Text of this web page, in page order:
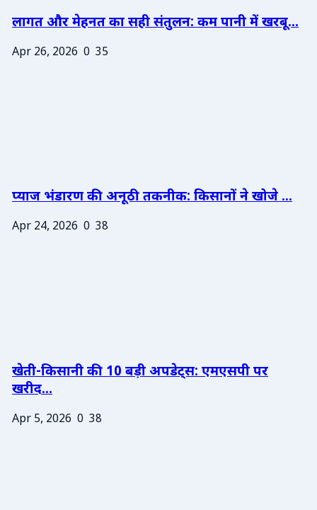
लागत और मेहनत का सही संतुलन: कम पानी में खरबू...
Apr 26, 2026 0 35
प्याज भंडारण की अनूठी तकनीक: किसानों ने खोजे ...
Apr 24, 2026 0 38
खेती-किसानी की 10 बड़ी अपडेट्स: एमएसपी पर
खरीद...
Apr 5, 2026 0 38